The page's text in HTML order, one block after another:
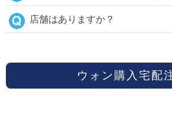
店舗はありますか？
ウォン購入宅配